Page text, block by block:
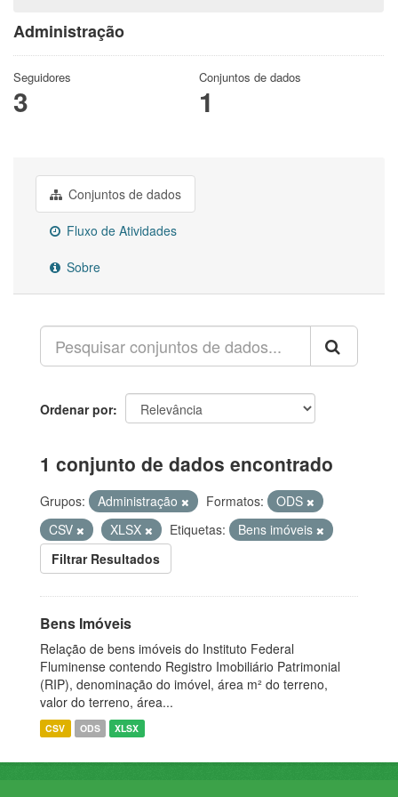
Administração
Seguidores
3
Conjuntos de dados
1
Conjuntos de dados
Fluxo de Atividades
Sobre
Ordenar por
1 conjunto de dados encontrado
Grupos: Administração Formatos:
ODS
CSV
XLSX Etiquetas:
Bens imóveis
Filtrar Resultados
Bens Imóveis
Relação de bens imóveis do Instituto Federal
Fluminense contendo Registro Imobiliário Patrimonial
(RIP), denominação do imóvel, área m² do terreno,
valor do terreno, área...
CSV ODS XLSX